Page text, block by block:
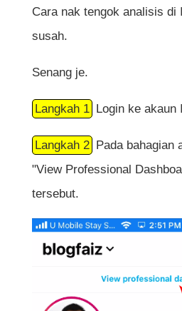
Cara nak tengok analisis di
susah.
Senang je.
Langkah 1 Login ke akaun
Langkah 2 Pada bahagian
"View Professional
tersebut.